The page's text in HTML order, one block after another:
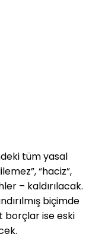
tüm yasal
“haciz”,
– kaldırılacak.
biçimde
borçlar ise eski